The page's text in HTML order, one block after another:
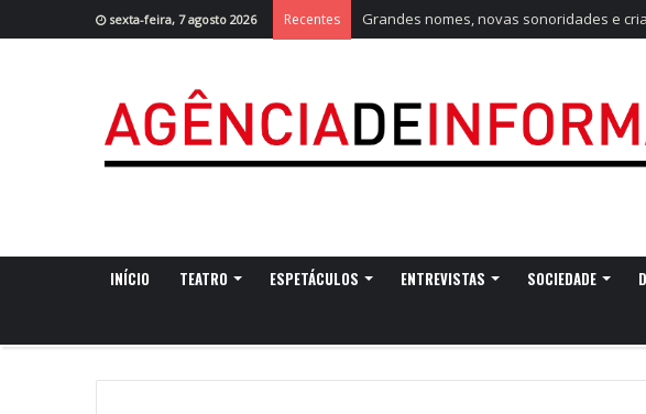
sexta-feira, 7 agosto 2026 Recentes Grandes nomes, novas sonoridades e
INÍCIO TEATRO ESPETÁCULOS ENTREVISTAS SOCIEDADE